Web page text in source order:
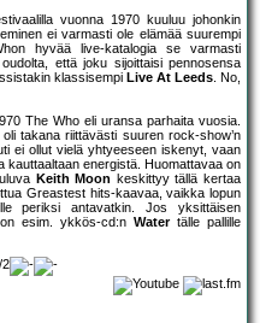
vuonna 1970 kuuluu johonkin
ei varmasti ole elämää suurempi
hyvää live-katalogia se varmasti
että joku sijoittaisi pennosensa
klassisempi Live At Leeds. No,
The Who eli uransa parhaita vuosia.
takana riittävästi suuren rock-show’n
ei ollut vielä yhtyeeseen iskenyt, vaan
kauttaaltaan energistä. Huomattavaa on
Keith Moon keskittyy tällä kertaa
Greastest hits-kaavaa, vaikka lopun
periksi antavatkin. Jos yksittäisen
esim. ykkös-cd:n Watertälle pallille